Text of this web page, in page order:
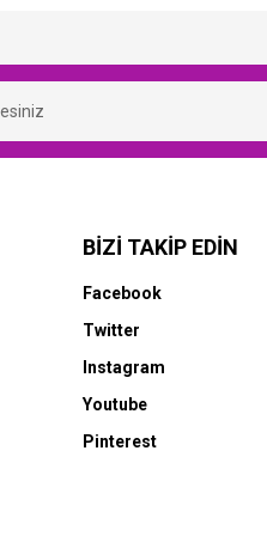
BİZİ TAKİP EDİN
Facebook
Twitter
Instagram
Youtube
Pinterest